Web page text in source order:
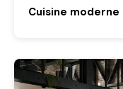
Cuisine